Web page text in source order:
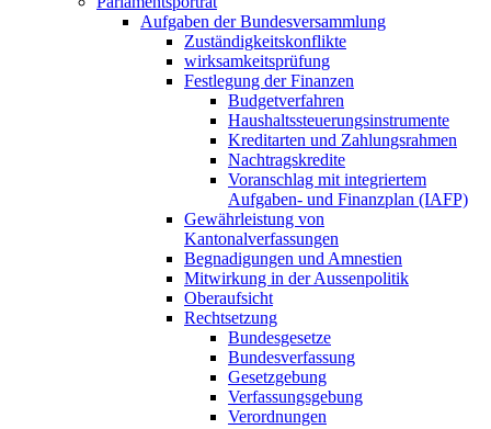
Aufgaben der Bundesversammlung
Zuständigkeitskonflikte
wirksamkeitsprüfung
Festlegung der Finanzen
Budgetverfahren
Haushaltssteuerungsinstrumente
Kreditarten und Zahlungsrahmen
Nachtragskredite
Voranschlag mit integriertem
Aufgaben- und Finanzplan (IAFP)
Gewährleistung von
Kantonalverfassungen
Begnadigungen und Amnestien
Mitwirkung in der Aussenpolitik
Oberaufsicht
Rechtsetzung
Bundesgesetze
Bundesverfassung
Gesetzgebung
Verfassungsgebung
Verordnungen